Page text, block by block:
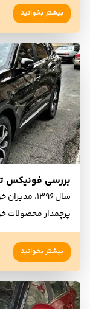
بیشتر بخوانید
بررسی فونیکس تیگو ۷ پرو و
پرچمدار محصولات
بیشتر بخوانید